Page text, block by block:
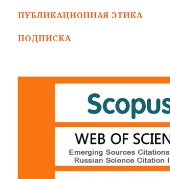
ПУБЛИКАЦИОННАЯ ЭТИКА
ПОДПИСКА